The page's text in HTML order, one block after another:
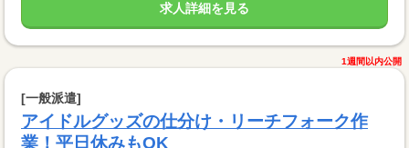
求人詳細を見る
1週間以内公開
[一般派遣]
アイドルグッズの仕分け・リーチフォーク作
業！平日休みもOK